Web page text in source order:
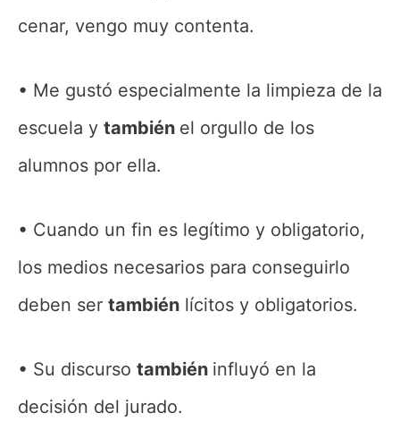
cenar, vengo muy contenta.
Me gustó especialmente la limpieza de la
escuela y también el orgullo de los
alumnos por ella.
Cuando un fin es legítimo y obligatorio,
los medios necesarios para conseguirlo
deben ser también lícitos y obligatorios.
Su discurso también influyó en la
decisión del jurado.